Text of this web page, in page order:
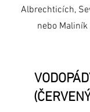
Albrechticích,
nebo Maliník